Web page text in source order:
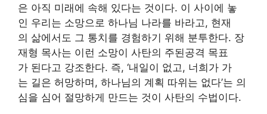
은 아직 미래에 속해 있다는 것이다. 이 사이에 놓
인 우리는 소망으로 하나님 나라를 바라고, 현재
의 삶에서도 그 통치를 경험하기 위해 분투한다. 장
재형 목사는 이런 소망이 사탄의 주된공격 목표
가 된다고 강조한다. 즉, ‘내일이 없고, 너희가 가
는 길은 허망하며, 하나님의 계획 따위는 없다’는 의
심을 심어 절망하게 만드는 것이 사탄의 수법이다.